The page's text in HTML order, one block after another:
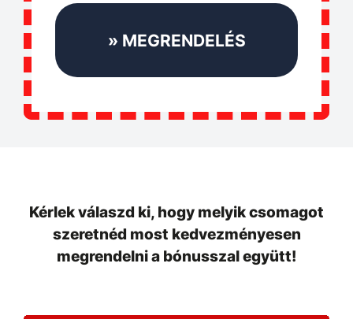
» MEGRENDELÉS
Kérlek válaszd ki, hogy melyik csomagot
szeretnéd most kedvezményesen
megrendelni a bónusszal együtt!